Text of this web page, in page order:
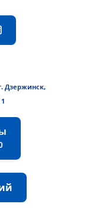
Дзержинск,